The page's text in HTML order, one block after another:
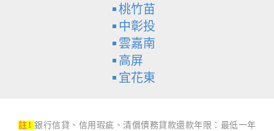
桃竹苗
中彰投
雲嘉南
高屏
宜花東
註1 銀行信貸、信用瑕疵、清償債務貸款還款年限：最低一年